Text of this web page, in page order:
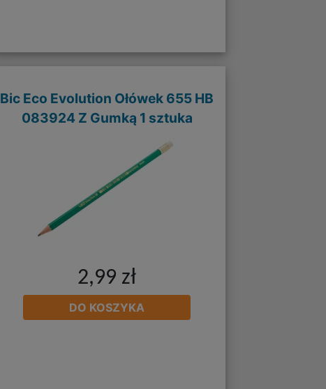
Bic Eco Evolution Ołówek 655 HB
083924 Z Gumką 1 sztuka
2,99 zł
DO KOSZYKA